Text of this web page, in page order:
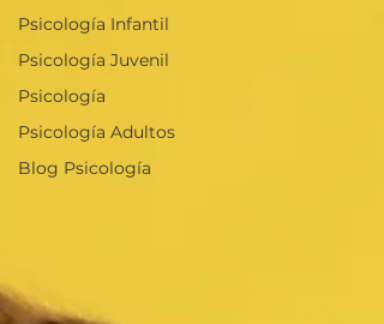
Psicología Infantil
Psicología Juvenil
Psicología
Psicología Adultos
Blog Psicología